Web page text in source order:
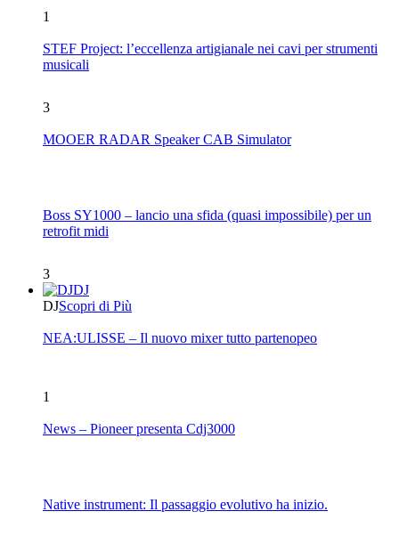
1
STEF Project: l’eccellenza artigianale nei cavi per strumenti
musicali
3
MOOER RADAR Speaker CAB Simulator
Boss SY1000 – lancio una sfida (quasi impossibile) per un
retrofit midi
3
DJ
DJScopri di Più
NEA:ULISSE – Il nuovo mixer tutto partenopeo
1
News – Pioneer presenta Cdj3000
Native instrument: Il passaggio evolutivo ha inizio.